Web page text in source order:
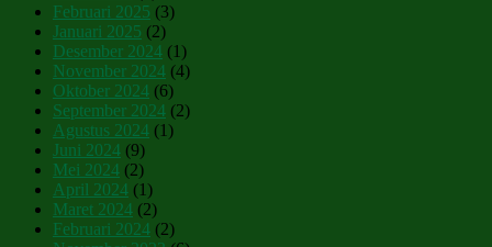
Februari 2025 (3)
Januari 2025 (2)
Desember 2024 (1)
November 2024 (4)
Oktober 2024 (6)
September 2024 (2)
Agustus 2024 (1)
Juni 2024 (9)
Mei 2024 (2)
April 2024 (1)
Maret 2024 (2)
Februari 2024 (2)